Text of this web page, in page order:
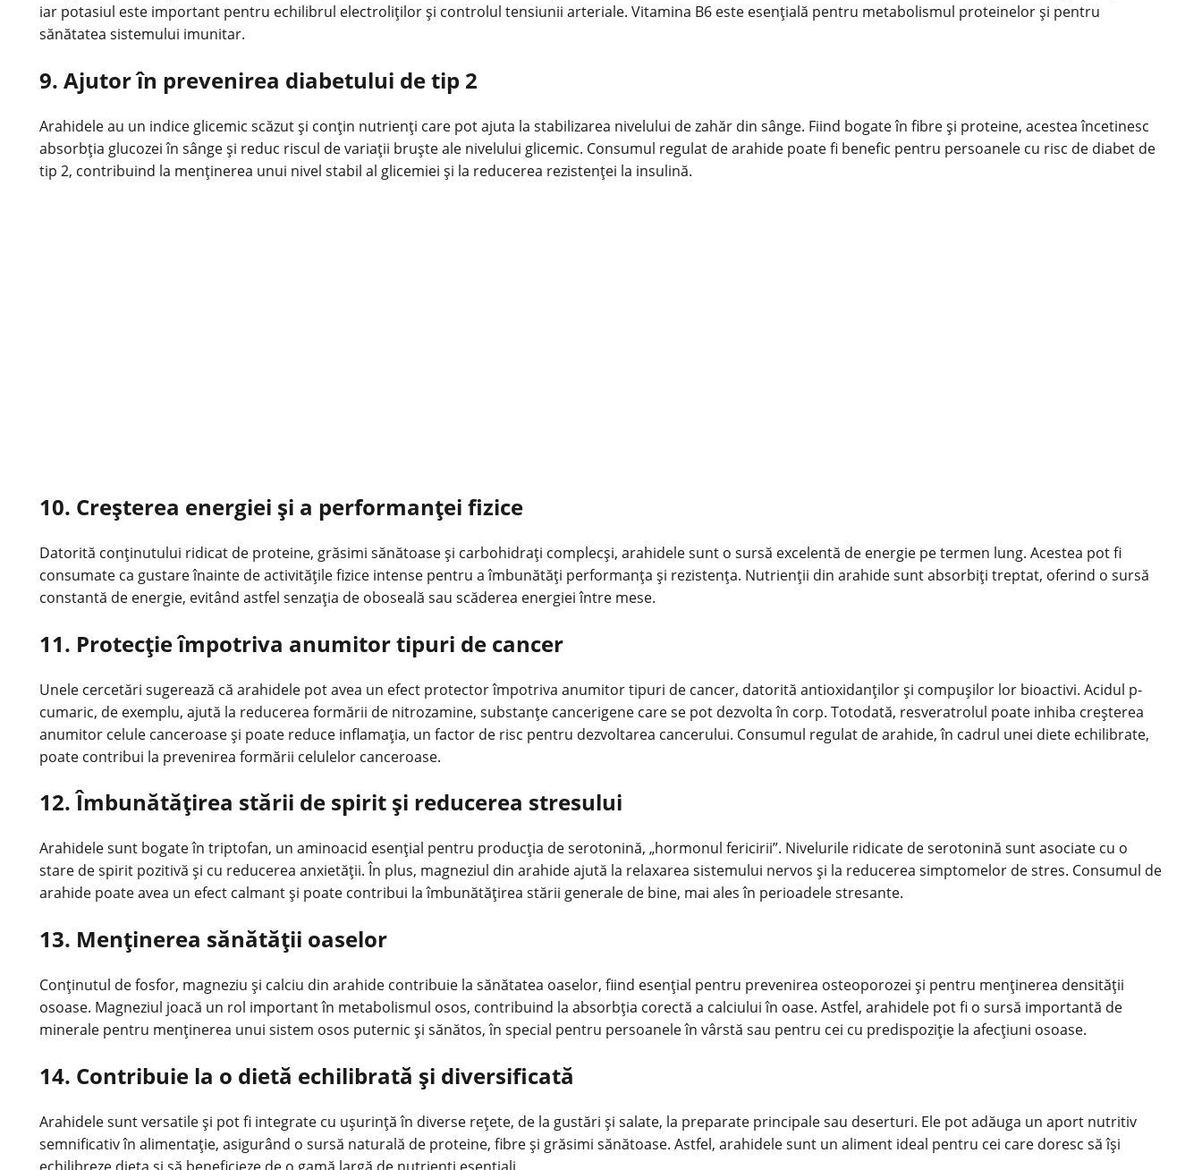
iar potasiul este important pentru echilibrul electroliților și controlul tensiunii arteriale. Vitamina B6 este esențială pentru metabolismul proteinelor și pentru
sănătatea sistemului imunitar.
9. Ajutor în prevenirea diabetului de tip 2
Arahidele au un indice glicemic scăzut și conțin nutrienți care pot ajuta la stabilizarea nivelului de zahăr din sânge. Fiind bogate în fibre și proteine, acestea încetinesc
absorbția glucozei în sânge și reduc riscul de variații bruște ale nivelului glicemic. Consumul regulat de arahide poate fi benefic pentru persoanele cu risc de diabet de
tip 2, contribuind la menținerea unui nivel stabil al glicemiei și la reducerea rezistenței la insulină.
10. Creșterea energiei și a performanței fizice
Datorită conținutului ridicat de proteine, grăsimi sănătoase și carbohidrați complecși, arahidele sunt o sursă excelentă de energie pe termen lung. Acestea pot fi
consumate ca gustare înainte de activitățile fizice intense pentru a îmbunătăți performanța și rezistența. Nutrienții din arahide sunt absorbiți treptat, oferind o sursă
constantă de energie, evitând astfel senzația de oboseală sau scăderea energiei între mese.
11. Protecție împotriva anumitor tipuri de cancer
Unele cercetări sugerează că arahidele pot avea un efect protector împotriva anumitor tipuri de cancer, datorită antioxidanților și compușilor lor bioactivi. Acidul p-
cumaric, de exemplu, ajută la reducerea formării de nitrozamine, substanțe cancerigene care se pot dezvolta în corp. Totodată, resveratrolul poate inhiba creșterea
anumitor celule canceroase și poate reduce inflamația, un factor de risc pentru dezvoltarea cancerului. Consumul regulat de arahide, în cadrul unei diete echilibrate,
poate contribui la prevenirea formării celulelor canceroase.
12. Îmbunătățirea stării de spirit și reducerea stresului
Arahidele sunt bogate în triptofan, un aminoacid esențial pentru producția de serotonină, „hormonul fericirii”. Nivelurile ridicate de serotonină sunt asociate cu o
stare de spirit pozitivă și cu reducerea anxietății. În plus, magneziul din arahide ajută la relaxarea sistemului nervos și la reducerea simptomelor de stres. Consumul de
arahide poate avea un efect calmant și poate contribui la îmbunătățirea stării generale de bine, mai ales în perioadele stresante.
13. Menținerea sănătății oaselor
Conținutul de fosfor, magneziu și calciu din arahide contribuie la sănătatea oaselor, fiind esențial pentru prevenirea osteoporozei și pentru menținerea densității
osoase. Magneziul joacă un rol important în metabolismul osos, contribuind la absorbția corectă a calciului în oase. Astfel, arahidele pot fi o sursă importantă de
minerale pentru menținerea unui sistem osos puternic și sănătos, în special pentru persoanele în vârstă sau pentru cei cu predispoziție la afecțiuni osoase.
14. Contribuie la o dietă echilibrată și diversificată
Arahidele sunt versatile și pot fi integrate cu ușurință în diverse rețete, de la gustări și salate, la preparate principale sau deserturi. Ele pot adăuga un aport nutritiv
semnificativ în alimentație, asigurând o sursă naturală de proteine, fibre și grăsimi sănătoase. Astfel, arahidele sunt un aliment ideal pentru cei care doresc să își